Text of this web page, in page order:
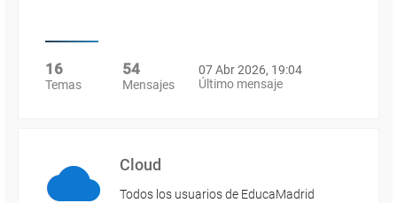
16
Temas
54
Mensajes
07 Abr 2026, 19:04
Último mensaje
Cloud
Todos los usuarios de EducaMadrid